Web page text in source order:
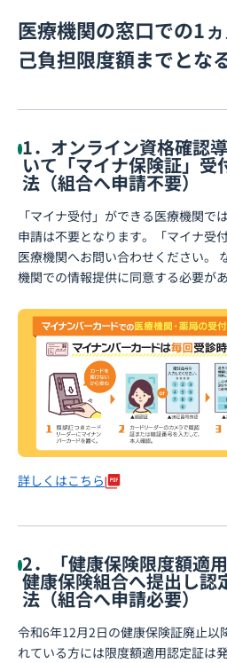
医療機関の窓口での1
己負担限度額までとな
1．オンライン資格確認
いて「マイナ保険証」受
法（組合へ申請不要）
「マイナ受付」ができる医療機関で
申請は不要となります。「マイナ受
医療機関へお問い合わせください。
機関での情報提供に同意する必要があ
詳しくはこちら
2．「健康保険限度額適
健康保険組合へ提出し認
法（組合へ申請必要）
令和6年12月2日の健康保険証廃止以
れている方には限度額適用認定証は